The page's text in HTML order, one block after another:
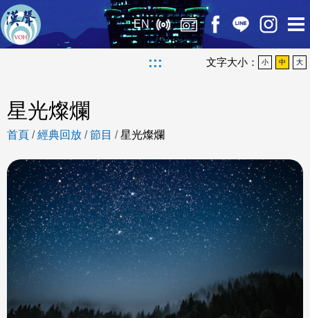
EN
::: 文字大小： 小 中 大
星光燦爛
首頁 /經典回放 /節目 /星光燦爛